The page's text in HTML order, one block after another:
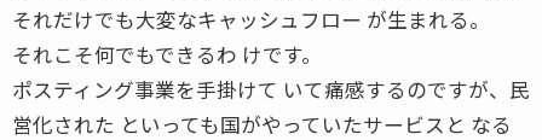
それだけでも大変なキャッシュフロー が生まれる。
それこそ何でもできるわ けです。
ポスティング事業を手掛けて いて痛感するのですが、民
営化された といっても国がやっていたサービスと なる